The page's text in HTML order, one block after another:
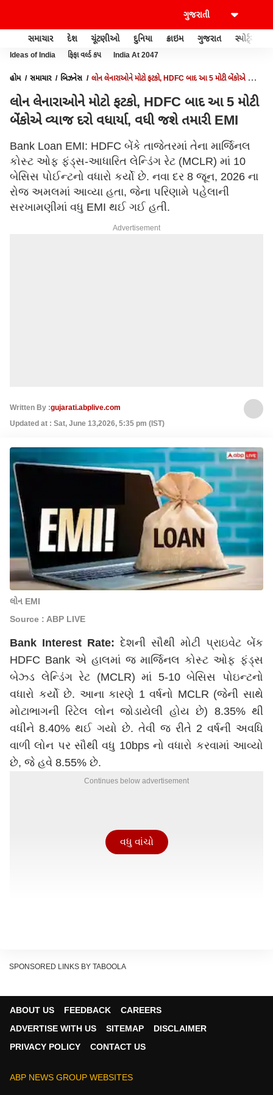
સમાચાર દેશ ચૂંટણીઓ દુનિયા ક્રાઇમ ગુજરાત સ્પોર્ટ્સ
Ideas of India ફિફા વર્લ્ડ કપ India At 2047
હોમ સમાચાર બિઝનેસ
લોન લેનારાઓને મોટો ફટકો, HDFC બાદ આ 5 મોટી બેંકોએ વ્યાજ
લોન લેનારાઓને મોટો ફટકો, HDFC બાદ આ 5 મોટી
બેંકોએ વ્યાજ દરો વધાર્યા, વધી જશે તમારી EMI
Bank Loan EMI: HDFC બેંકે તાજેતરમાં તેના માર્જિનલ
કોસ્ટ ઓફ ફંડ્સ-આધારિત લેન્ડિંગ રેટ (MCLR) માં 10
બેસિસ પોઈન્ટનો વધારો કર્યો છે. નવા દર 8 જૂન, 2026 ના
રોજ અમલમાં આવ્યા હતા, જેના પરિણામે પહેલાની
સરખામણીમાં વધુ EMI થઈ ગઈ હતી.
Advertisement
Written By :gujarati.abplive.com
Updated at : Sat, June 13,2026, 5:35 pm (IST)
લોન EMI
Source : ABP LIVE
Bank Interest Rate: દેશની સૌથી મોટી પ્રાઇવેટ બેંક
HDFC Bank એ હાલમાં જ માર્જિનલ કોસ્ટ ઓફ ફંડ્સ
બેઝ્ડ લેન્ડિંગ રેટ (MCLR) માં 5-10 બેસિસ પોઇન્ટનો
વધારો કર્યો છે. આના કારણે 1 વર્ષનો MCLR (જેની સાથે
મોટાભાગની રિટેલ લોન જોડાયેલી હોય છે) 8.35% થી
વધીને 8.40% થઈ ગયો છે. તેવી જ રીતે 2 વર્ષની અવધિ
વાળી લોન પર સૌથી વધુ 10bps નો વધારો કરવામાં આવ્યો
છે, જે હવે 8.55% છે.
Continues below advertisement
વધુ વાંચો
SPONSORED LINKS BY TABOOLA
ABOUT US FEEDBACK
CAREERS
ADVERTISE WITH US
SITEMAP
DISCLAIMER
PRIVACY POLICY
CONTACT US
ABP NEWS GROUP WEBSITES